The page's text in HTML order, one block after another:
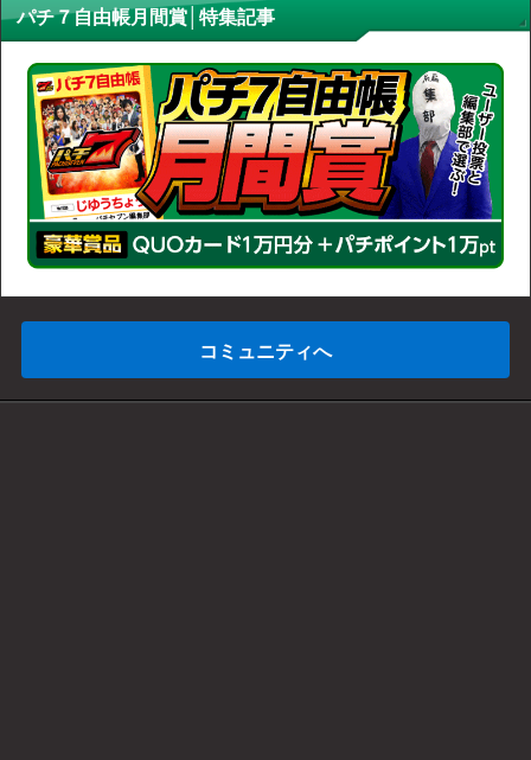
パチ７自由帳月間賞│特集記事
コミュニティへ